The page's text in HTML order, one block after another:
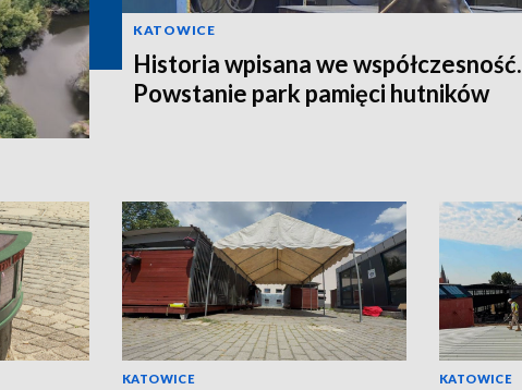
KATOWICE
Historia wpisana we współczesność.
Powstanie park pamięci hutników
KATOWICE KATOWICE